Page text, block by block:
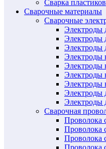
Сварка
Сварочные материалы
Сварочные
Электроды
Электроды
Электроды
Электроды
Электроды
Электроды
Электроды
Электроды
Электроды
Сварочная
Проволока
Проволока
Проволока